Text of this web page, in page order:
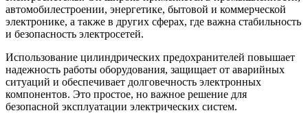
автомобилестроении, энергетике, бытовой и коммерческой
электронике, а также в других сферах, где важна стабильность
и безопасность электросетей.
Использование цилиндрических предохранителей повышает
надежность работы оборудования, защищает от аварийных
ситуаций и обеспечивает долговечность электронных
компонентов. Это простое, но важное решение для
безопасной эксплуатации электрических систем.